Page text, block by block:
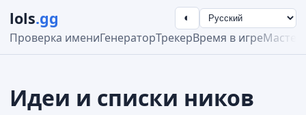
lols.gg
Проверка имениГенераторТрекерВремя в игре
◐
Идеи и списки ников